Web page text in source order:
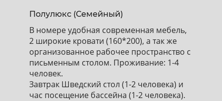
Полулюкс (Семейный)
В номере удобная современная мебель,
2 широкие кровати (160*200), а так же
организованное рабочее пространство с
письменным столом. Проживание: 1-4
человек.
Завтрак Шведский стол (1-2 человека) и
час посещение бассейна (1-2 человека).